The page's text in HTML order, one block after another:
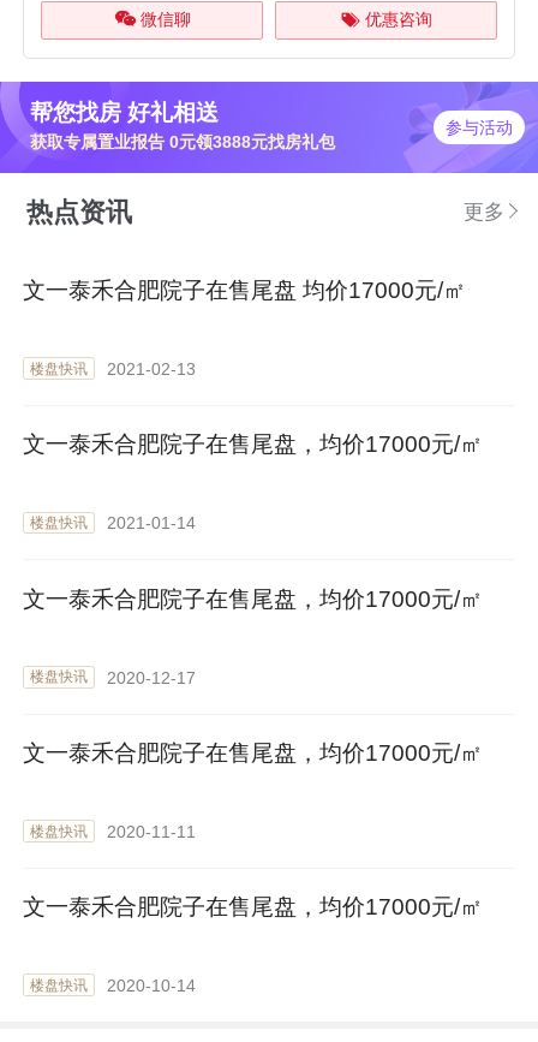
微信聊 优惠咨询
帮您找房 好礼相送
获取专属置业报告 0元领3888元找房礼包
参与活动
热点资讯 更多
文一泰禾合肥院子在售尾盘 均价17000元/㎡
楼盘快讯 2021-02-13
文一泰禾合肥院子在售尾盘，均价17000元/㎡
楼盘快讯 2021-01-14
文一泰禾合肥院子在售尾盘，均价17000元/㎡
楼盘快讯 2020-12-17
文一泰禾合肥院子在售尾盘，均价17000元/㎡
楼盘快讯 2020-11-11
文一泰禾合肥院子在售尾盘，均价17000元/㎡
楼盘快讯 2020-10-14